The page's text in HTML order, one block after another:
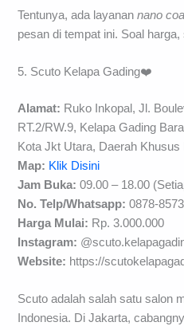
Tentunya, ada layanannano
pesan di tempat ini. Soal
5. Scuto Kelapa Gading❤️
Alamat: Ruko Inkopal, Jl.
RT.2/RW.9, Kelapa Gading
Kota Jkt Utara, Daerah
Map: Klik Disini
Jam Buka:09.00 – 18.00
No. Telp/Whatsapp:0878-
Harga Mulai: Rp. 3.000.000
Instagram:
Website: https://
Scuto adalah salah satu salon
Indonesia. Di Jakarta,